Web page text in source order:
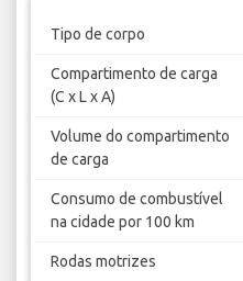
Tipo de corpo
Compartimento de carga
(C x L x A)
Volume do compartimento
de carga
Consumo de combustível
na cidade por 100 km
Rodas motrizes